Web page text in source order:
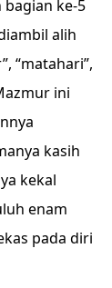
bagian ke-5
alih
“matahari”,
ini
kasih
kekal
enam
pada diri